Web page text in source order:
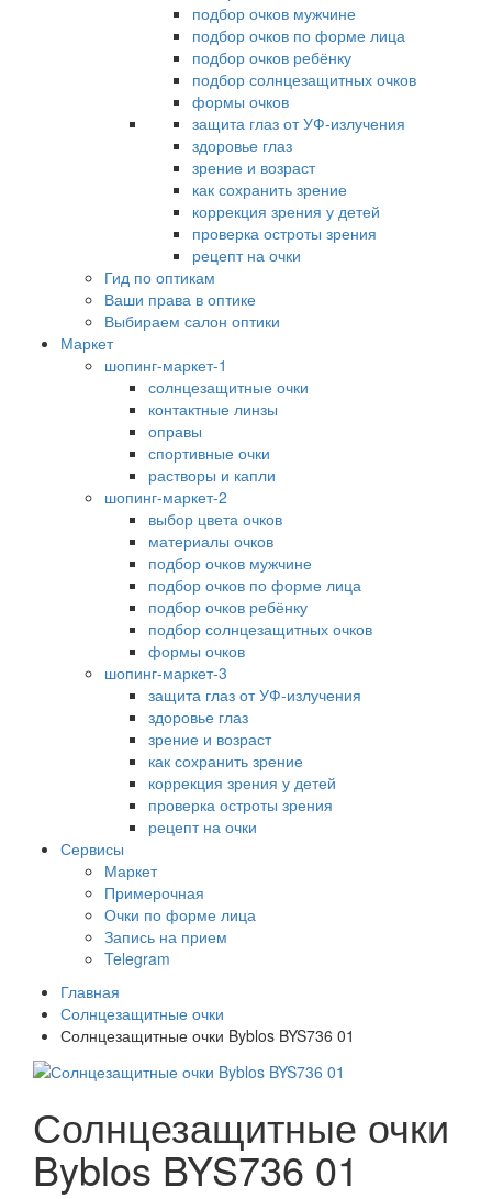
подбор очков мужчине
подбор очков по форме лица
подбор очков ребёнку
подбор солнцезащитных очков
формы очков
защита глаз от УФ-излучения
здоровье глаз
зрение и возраст
как сохранить зрение
коррекция зрения у детей
проверка остроты зрения
рецепт на очки
Гид по оптикам
Ваши права в оптике
Выбираем салон оптики
Маркет
шопинг-маркет-1
солнцезащитные очки
контактные линзы
оправы
спортивные очки
растворы и капли
шопинг-маркет-2
выбор цвета очков
материалы очков
подбор очков мужчине
подбор очков по форме лица
подбор очков ребёнку
подбор солнцезащитных очков
формы очков
шопинг-маркет-3
защита глаз от УФ-излучения
здоровье глаз
зрение и возраст
как сохранить зрение
коррекция зрения у детей
проверка остроты зрения
рецепт на очки
Сервисы
Маркет
Примерочная
Очки по форме лица
Запись на прием
Telegram
Главная
Солнцезащитные очки
Солнцезащитные очки Byblos BYS736 01
Солнцезащитные очки
Byblos BYS736 01